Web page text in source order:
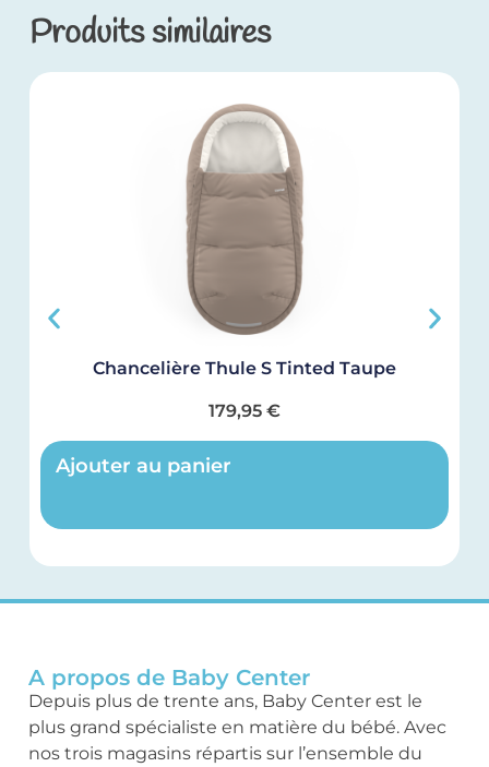
Produits similaires
Chancelière Thule S Tinted Taupe
179,95 €
Ajouter au panier
A propos de Baby Center
Depuis plus de trente ans, Baby Center est le
plus grand spécialiste en matière du bébé. Avec
nos trois magasins répartis sur l’ensemble du